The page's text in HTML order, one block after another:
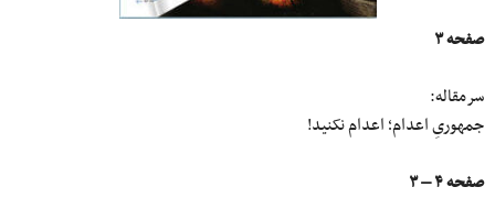
صفحه ۳
سرمقاله:
جمهوریِ اعدام؛ اعدام نکنید!
صفحه ۴ – ۳